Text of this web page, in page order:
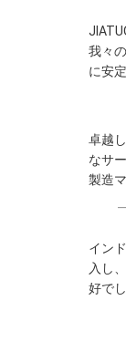
我々
に安
卓越
なサ
製造
イン
入し
好でし